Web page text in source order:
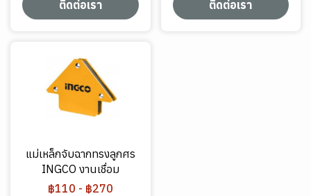
ติดต่อเรา ติดต่อเรา
แม่เหล็กจับฉากทรงลูกศร
INGCO งานเชื่อม
฿110 - ฿270